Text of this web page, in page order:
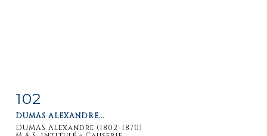
Fiche
détaillée
102
DUMAS ALEXANDRE...
DUMAS Alexandre (1802-1870)